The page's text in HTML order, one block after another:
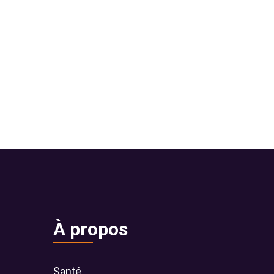
À propos
Santé